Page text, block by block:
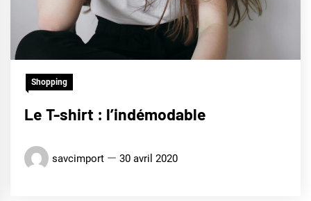
Shopping
Le T-shirt : l’indémodable
savcimport 30 avril 2020